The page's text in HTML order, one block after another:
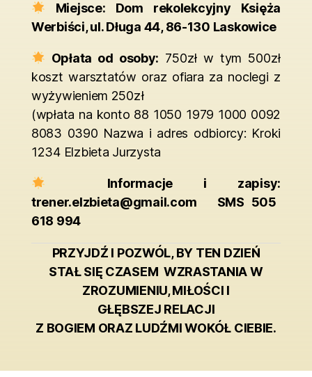
Miejsce: Dom rekolekcyjny Księża
Werbiści, ul. Długa 44, 86-130 Laskowice
Opłata od osoby: 750zł w tym 500zł
koszt warsztatów oraz ofiara za noclegi z
wyżywieniem 250zł
(wpłata na konto 88 1050 1979 1000 0092
8083 0390 Nazwa i adres odbiorcy: Kroki
1234 Elzbieta Jurzysta
Informacje i zapisy:
trener.elzbieta@gmail.com
SMS 505
618 994
PRZYJDŹ I POZWÓL, BY TEN DZIEŃ
STAŁ SIĘ CZASEM WZRASTANIA W
ZROZUMIENIU, MIŁOŚCI I
GŁĘBSZEJ RELACJI
Z BOGIEM ORAZ LUDŹMI WOKÓŁ CIEBIE.